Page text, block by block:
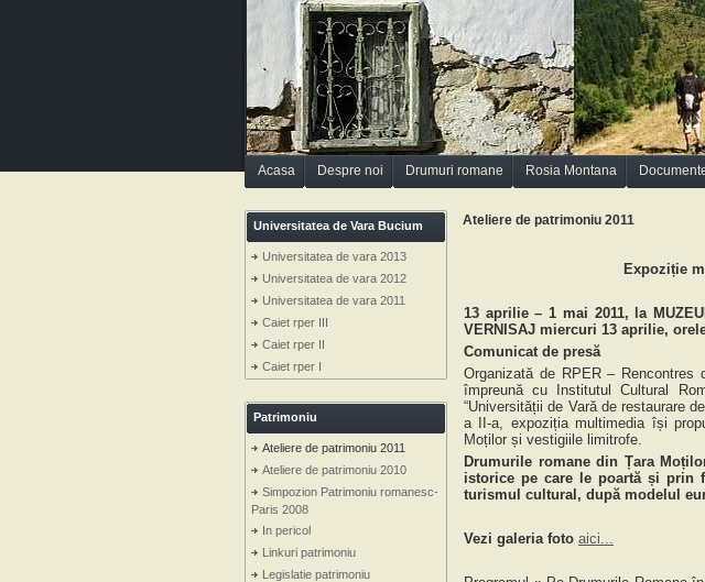
Acasa Despre noi Drumuri romane Rosia Montana
Universitatea de Vara Bucium
Universitatea de vara 2013
Universitatea de vara 2012
Universitatea de vara 2011
Caiet rper III
Caiet rper II
Caiet rper I
Patrimoniu
Ateliere de patrimoniu 2011
Ateliere de patrimoniu 2010
Simpozion Patrimoniu romanesc-
Paris 2008
In pericol
Linkuri patrimoniu
Legislatie patrimoniu
Ateliere de patrimoniu 2011
Expoziție
13 aprilie – 1 mai 2011, la
VERNISAJ miercuri 13 aprilie,
Comunicat de presă
Organizată de RPER – Rencontres
împreună cu Institutul Cultural
“Universității de Vară de restaurare
a II-a, expoziția multimedia își
Moților și vestigiile limitrofe.
Drumurile romane din Țara
istorice pe care le poartă și prin
turismul cultural , după modelul
Vezi galeria foto aici...